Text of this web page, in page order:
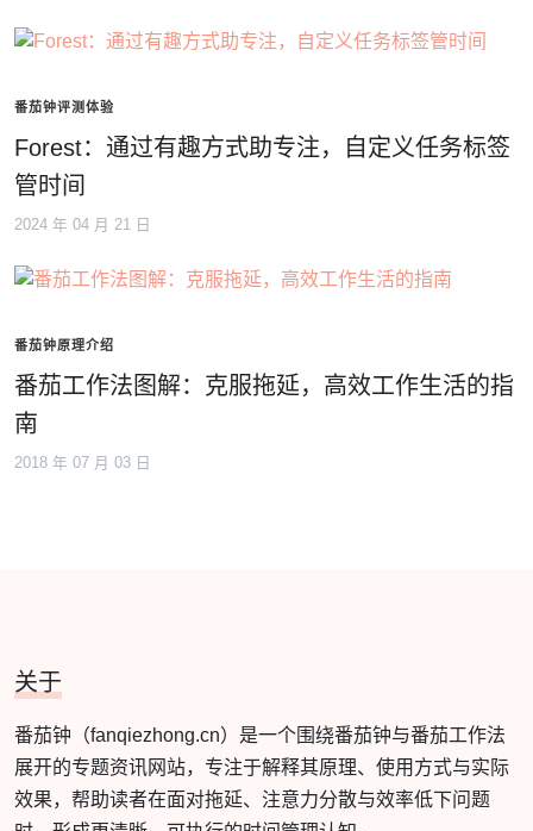
番茄钟评测体验
Forest：通过有趣方式助专注，自定义任务标签
管时间
2024 年 04 月 21 日
番茄钟原理介绍
番茄工作法图解：克服拖延，高效工作生活的指
南
2018 年 07 月 03 日
关于
番茄钟（fanqiezhong.cn）是一个围绕番茄钟与番茄工作法
展开的专题资讯网站，专注于解释其原理、使用方式与实际
效果，帮助读者在面对拖延、注意力分散与效率低下问题